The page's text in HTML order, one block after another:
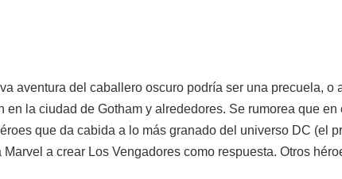
aventura del caballero oscuro podría ser una precuela,
en la ciudad de Gotham y alrededores. Se rumorea que
que da cabida a lo más granado del universo DC (el
Marvel a crear Los Vengadores como respuesta. Otros